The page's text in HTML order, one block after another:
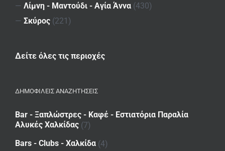
— Λίμνη - Μαντούδι - Αγία Άννα (430)
— Σκύρος (221)
Δείτε όλες τις περιοχές
ΔΗΜΟΦΙΛΕΙΣ ΑΝΑΖΗΤΗΣΕΙΣ
Bar - Ξαπλώστρες - Καφέ - Εστιατόρια Παραλία
Αλυκές Χαλκίδας (7)
Bars - Clubs - Χαλκίδα (4)